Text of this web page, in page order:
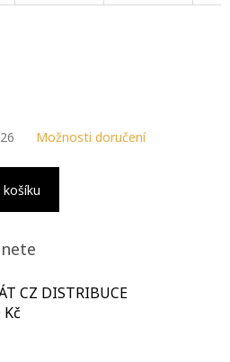
Možnosti doručení
CZ DISTRIBUCE